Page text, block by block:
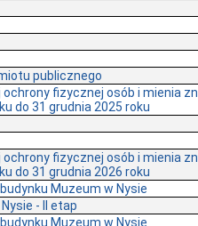
publicznego
ochrony fizycznej osób i
do 31 grudnia 2025 roku
ochrony fizycznej osób i
do 31 grudnia 2026 roku
Muzeum w Nysie
- II etap
Muzeum w Nysie